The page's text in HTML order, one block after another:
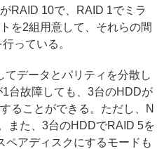
RAID 10で、RAID 1でミラ
を2組用意して、それらの間
っている。
データとパリティを分散し
台故障しても、3台のHDDが
ることができる。ただし、N
また、3台のHDDでRAID 5を
ペアディスクにするモードも